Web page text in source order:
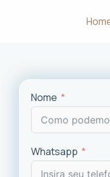
Nome
Whatsapp